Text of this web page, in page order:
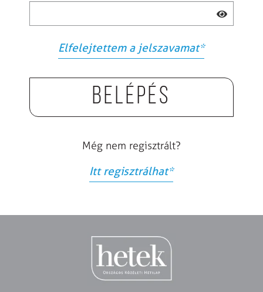
Elfelejtettem a jelszavamat*
Belépés
Még nem regisztrált?
Itt regisztrálhat*